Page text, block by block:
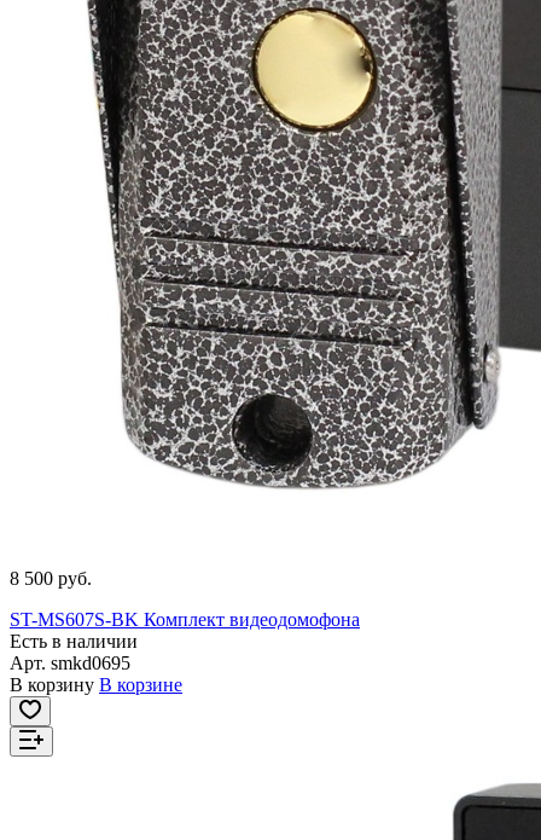
8 500 руб.
ST-MS607S-BK Комплект видеодомофона
Есть в наличии
Арт. smkd0695
В корзину В корзине